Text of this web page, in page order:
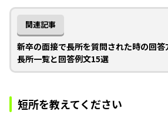
関連記事
新卒の面接で長所を質問された時の回答
長所一覧と回答例文15選
短所を教えてください